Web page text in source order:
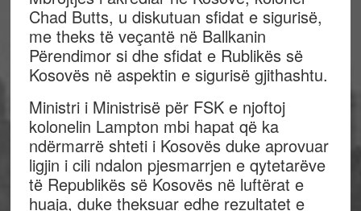
Chad Butts, u diskutuan sfidat e sigurisë,
me theks të veçantë në Ballkanin
Përendimor si dhe sfidat e Rublikës së
Kosovës në aspektin e sigurisë gjithashtu.
Ministri i Ministrisë për FSK e njoftoj
kolonelin Lampton mbi hapat që ka
ndërmarrë shteti i Kosovës duke aprovuar
ligjin i cili ndalon pjesmarrjen e qytetarëve
të Republikës së Kosovës në luftërat e
huaja, duke theksuar edhe rezultatet e